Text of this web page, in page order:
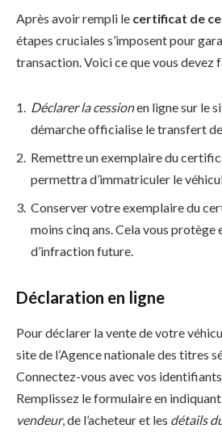
Après avoir rempli le certificat de
étapes cruciales s’imposent pour
transaction. Voici ce que vous devez
Déclarer la cessionen ligne sur le
démarche officialise le transfert
Remettre un exemplaire du
permettra d’immatriculer le
Conserver votre exemplaire du
moins cinq ans. Cela vous protège
d’infraction future.
Déclaration en ligne
Pour déclarer la vente de votre
site de l’Agence nationale des titres
Connectez-vous avec vos
Remplissez le formulaire en indiquant
vendeur, de l’acheteur et les détails